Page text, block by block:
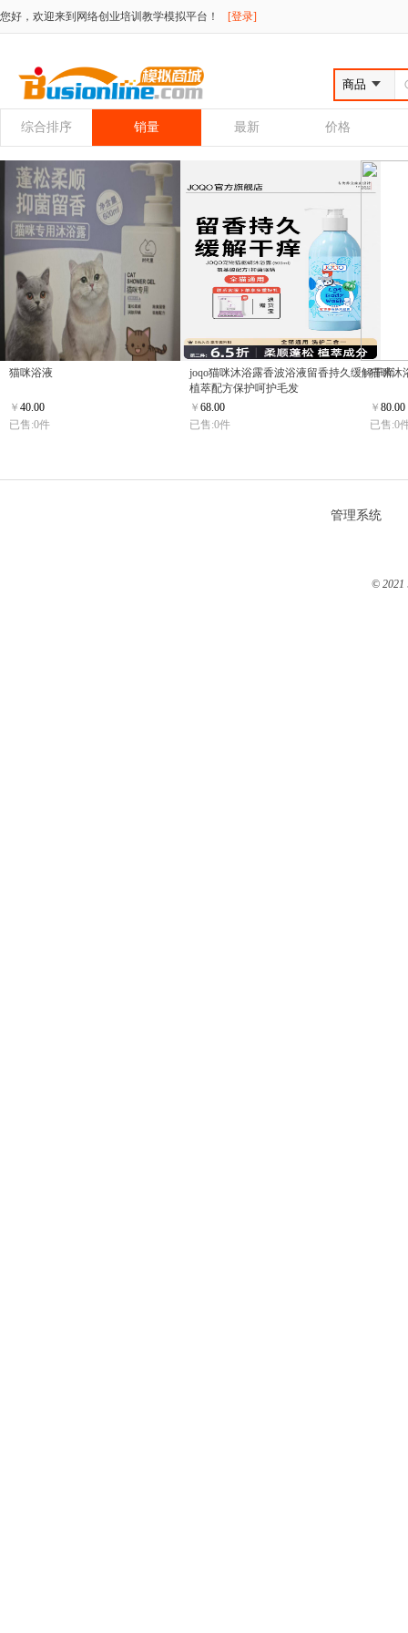
您好，欢迎来到网络创业培训教学模拟平台！ [登录]
综合排序 销量 最新 价格
猫咪浴液
￥ 40.00
已售:0件
joqo猫咪沐浴露香波浴液留香持久缓解干痒
植萃配方保护呵护毛发
￥ 68.00
已售:0件
猫咪沐
￥ 80.00
已售:0
管理系统
© 2021